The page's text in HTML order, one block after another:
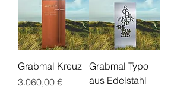
Grabmal Kreuz
Preis
3.060,00 €
Grabmal Typo
aus Edelstahl